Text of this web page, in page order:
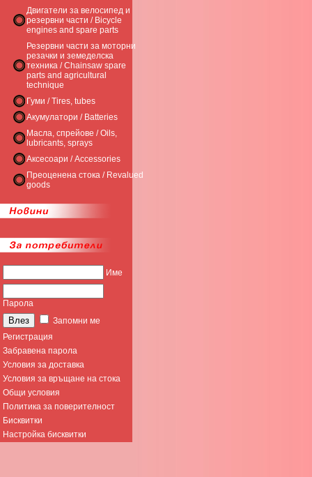
Двигатели за велосипед и
резервни части / Bicycle
engines and spare parts
Резервни части за моторни
резачки и земеделска
техника / Chainsaw spare
parts and agricultural
technique
Гуми / Tires, tubes
Акумулатори / Batteries
Масла, спрейове / Oils,
lubricants, sprays
Аксесоари / Accessories
Преоценена стока / Revalued
goods
Име
Парола
Запомни ме
Регистрация
Забравена парола
Условия за доставка
Условия за връщане на стока
Общи условия
Политика за поверителност
Бисквитки
Настройка бисквитки